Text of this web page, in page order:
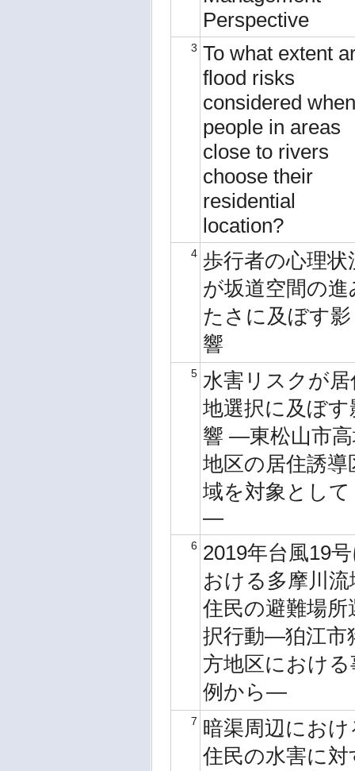
Perspective
3 To what extent
flood risks
considered when
people in areas
close to rivers
choose their
residential
location?
4 歩行者の心理状
が坂道空間の進
たさに及ぼす影
響
5 水害リスクが居
地選択に及ぼす
響 ―東松山市
地区の居住誘導
域を対象として
―
6 2019年台風19
おける多摩川流
住民の避難場所
択行動―狛江市
方地区における
例から―
7 暗渠周辺におけ
住民の水害に対